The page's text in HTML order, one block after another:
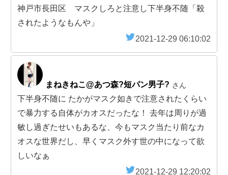
神戸市長田区 マスクしろと注意し下半身不随「殺
されたようなもんや」
2021-12-29 06:10:02
まねきねこ@あつ森?短パン男子? さん
下半身不随に たかがマスク如きで注意されたくらい
で暴力する自体がカオスだったな！ 去年は周りが過
敏し過ぎたせいもあるな、今もマスク当たり前なカ
オスな世界だし、早くマスク外す世の中になって欲
しいなぁ
2021-12-29 12:20:02